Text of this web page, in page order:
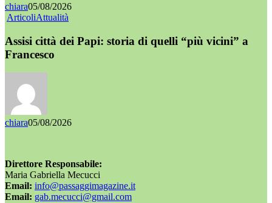
chiara05/08/2026
ArticoliAttualità
Assisi città dei Papi: storia di quelli “più vicini” a
Francesco
chiara05/08/2026
Direttore Responsabile:
Maria Gabriella Mecucci
Email: info@passaggimagazine.it
Email: gab.mecucci@gmail.com